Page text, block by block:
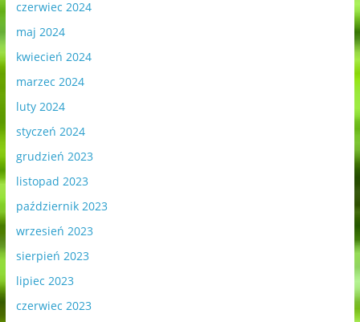
czerwiec 2024
maj 2024
kwiecień 2024
marzec 2024
luty 2024
styczeń 2024
grudzień 2023
listopad 2023
październik 2023
wrzesień 2023
sierpień 2023
lipiec 2023
czerwiec 2023